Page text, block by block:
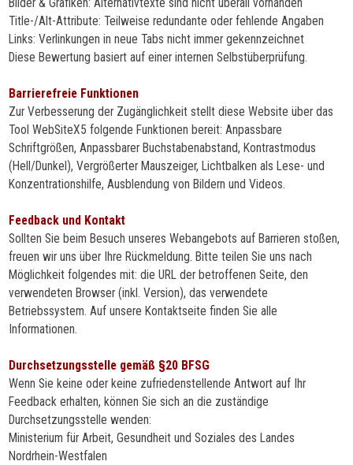
Bilder & Grafiken: Alternativtexte sind nicht überall vorhanden
Title-/Alt-Attribute: Teilweise redundante oder fehlende Angaben
Links: Verlinkungen in neue Tabs nicht immer gekennzeichnet
Diese Bewertung basiert auf einer internen Selbstüberprüfung.
Barrierefreie Funktionen
Zur Verbesserung der Zugänglichkeit stellt diese Website über das
Tool WebSiteX5 folgende Funktionen bereit: Anpassbare
Schriftgrößen, Anpassbarer Buchstabenabstand, Kontrastmodus
(Hell/Dunkel), Vergrößerter Mauszeiger, Lichtbalken als Lese- und
Konzentrationshilfe, Ausblendung von Bildern und Videos.
Feedback und Kontakt
Sollten Sie beim Besuch unseres Webangebots auf Barrieren stoßen,
freuen wir uns über Ihre Rückmeldung. Bitte teilen Sie uns nach
Möglichkeit folgendes mit: die URL der betroffenen Seite, den
verwendeten Browser (inkl. Version), das verwendete
Betriebssystem. Auf unsere Kontaktseite finden Sie alle
Informationen.
Durchsetzungsstelle gemäß §20 BFSG
Wenn Sie keine oder keine zufriedenstellende Antwort auf Ihr
Feedback erhalten, können Sie sich an die zuständige
Durchsetzungsstelle wenden:
Ministerium für Arbeit, Gesundheit und Soziales des Landes
Nordrhein-Westfalen